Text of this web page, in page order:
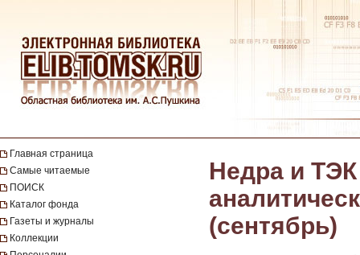
Главная страница
Самые читаемые
ПОИСК
Каталог фонда
Газеты и журналы
Коллекции
Недра и
(сентябрь)